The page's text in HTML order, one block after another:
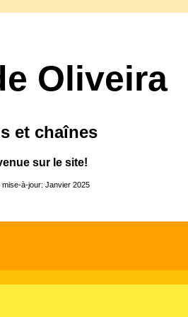
Oliveira
et chaînes
sur le site!
mise-à-jour: Janvier 2025